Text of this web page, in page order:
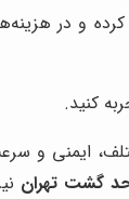
و در
کنید.
ایمنی و
گشت تهران